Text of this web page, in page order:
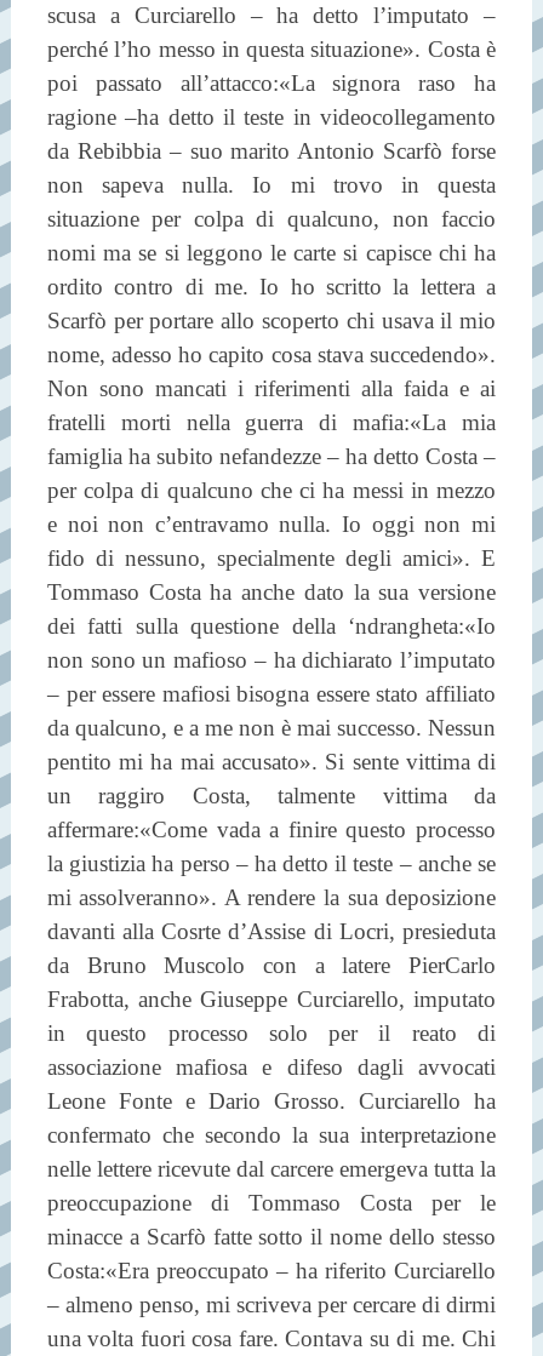
scusa a Curciarello – ha detto l’imputato –
perché l’ho messo in questa situazione». Costa è
poi passato all’attacco:«La signora raso ha
ragione –ha detto il teste in videocollegamento
da Rebibbia – suo marito Antonio Scarfò forse
non sapeva nulla. Io mi trovo in questa
situazione per colpa di qualcuno, non faccio
nomi ma se si leggono le carte si capisce chi ha
ordito contro di me. Io ho scritto la lettera a
Scarfò per portare allo scoperto chi usava il mio
nome, adesso ho capito cosa stava succedendo».
Non sono mancati i riferimenti alla faida e ai
fratelli morti nella guerra di mafia:«La mia
famiglia ha subito nefandezze – ha detto Costa –
per colpa di qualcuno che ci ha messi in mezzo
e noi non c’entravamo nulla. Io oggi non mi
fido di nessuno, specialmente degli amici». E
Tommaso Costa ha anche dato la sua versione
dei fatti sulla questione della ‘ndrangheta:«Io
non sono un mafioso – ha dichiarato l’imputato
– per essere mafiosi bisogna essere stato affiliato
da qualcuno, e a me non è mai successo. Nessun
pentito mi ha mai accusato». Si sente vittima di
un raggiro Costa, talmente vittima da
affermare:«Come vada a finire questo processo
la giustizia ha perso – ha detto il teste – anche se
mi assolveranno». A rendere la sua deposizione
davanti alla Cosrte d’Assise di Locri, presieduta
da Bruno Muscolo con a latere PierCarlo
Frabotta, anche Giuseppe Curciarello, imputato
in questo processo solo per il reato di
associazione mafiosa e difeso dagli avvocati
Leone Fonte e Dario Grosso. Curciarello ha
confermato che secondo la sua interpretazione
nelle lettere ricevute dal carcere emergeva tutta la
preoccupazione di Tommaso Costa per le
minacce a Scarfò fatte sotto il nome dello stesso
Costa:«Era preoccupato – ha riferito Curciarello
– almeno penso, mi scriveva per cercare di dirmi
una volta fuori cosa fare. Contava su di me. Chi